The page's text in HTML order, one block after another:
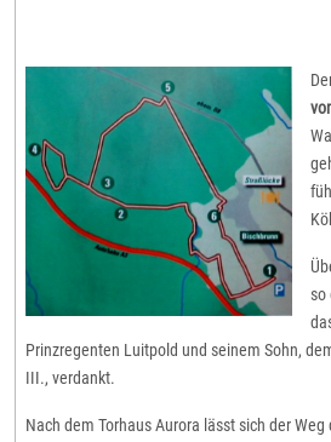
so
Prinzregenten Luitpold und seinem Sohn,
III., verdankt.
Nach dem Torhaus Aurora lässt sich der